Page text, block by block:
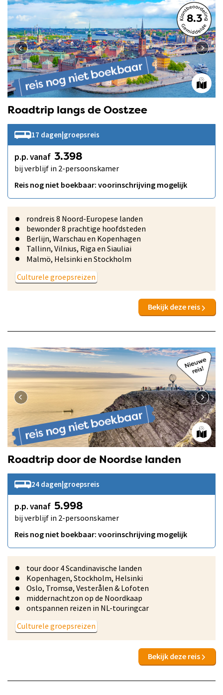
8.3
Roadtrip langs de Oostzee
17 dagen groepsreis
p.p. vanaf 3.398
bij verblijf in 2-persoonskamer
Reis nog niet boekbaar: voorinschrijving mogelijk
rondreis 8 Noord-Europese landen
bewonder 8 prachtige hoofdsteden
Berlijn, Warschau en Kopenhagen
Tallinn, Vilnius, Riga en Siauliai
Malmö, Helsinki en Stockholm
Culturele groepsreizen
Bekijk deze reis
Roadtrip door de Noordse landen
24 dagen|groepsreis
p.p. vanaf 5.998
bij verblijf in 2-persoonskamer
Reis nog niet boekbaar: voorinschrijving mogelijk
tour door 4 Scandinavische landen
Kopenhagen, Stockholm, Helsinki
Oslo, Tromsø, Vesterålen & Lofoten
middernachtzon op de Noordkaap
ontspannen reizen in NL-touringcar
Culturele groepsreizen
Bekijk deze reis